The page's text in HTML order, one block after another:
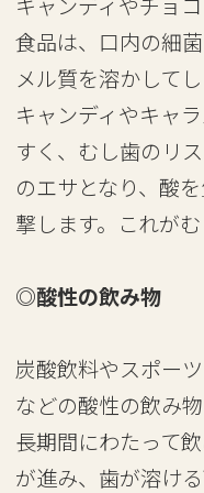
食品は、口内の細
メル質を溶かして
キャンディやキャ
すく、むし歯のリ
のエサとなり、酸
撃します。これが
◎酸性の飲み物
炭酸飲料やスポー
などの酸性の飲み
長期間にわたって
が進み、歯が溶け